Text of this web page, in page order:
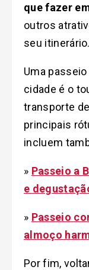
que fazer
outros
seu itinerário.
Uma
cidade é o
transporte
principais
incluem
» Passeio a
e
» Passeio
almoço
Por fim,